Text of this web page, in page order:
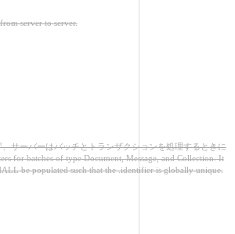
server to server.
サーバーはバッチとトランザクションを処理するときに
for batches of type Document, Message, and Collection. It
be populated such that the .identifier is globally unique.